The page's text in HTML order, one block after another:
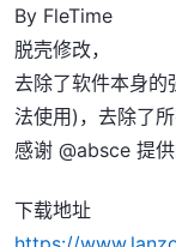
By FleTime
脱壳修改，
去除了软件本身
法使用)，去除了
感谢 @absce 提
下载地址